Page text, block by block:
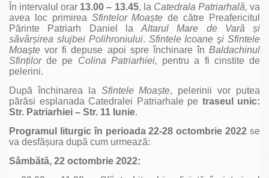
În intervalul orar 13.00 – 13.45, la Catedrala Patriarhală,va
avea loc primirea Sfintelor Moaște de către Preafericitul
Părinte Patriarh Daniel la Altarul Mare de Vară și
săvârșirea slujbei Polihroniului. Sfintele Icoane şi Sfintele
Moaştevor fi depuse apoi spre închinare în Baldachinul
Sfințilorde pe Colina Patriarhiei, pentru a fi cinstite de
pelerini.
După închinarea la Sfintele Moaște, pelerinii vor putea
părăsi esplanada Catedralei Patriarhale pe traseul unic:
Str. Patriarhiei – Str. 11 Iunie.
Programul liturgic în perioada 22-28 octombrie 2022 se
va desfășura după cum urmează:
Sâmbătă, 22 octombrie 2022: